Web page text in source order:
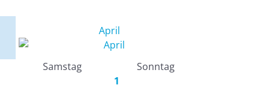
April
Samstag
Sonntag
1